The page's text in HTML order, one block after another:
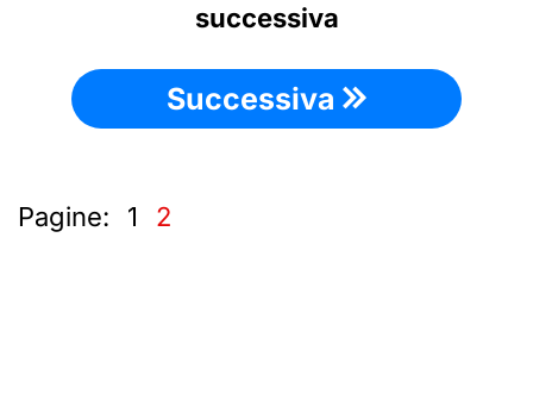
successiva
Successiva
Pagine: 1 2